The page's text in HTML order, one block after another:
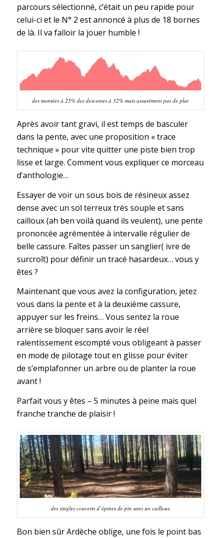
parcours sélectionné, c’était un peu rapide pour
celui-ci et le N° 2 est annoncé à plus de 18 bornes
de là. Il va falloir la jouer humble !
des montées à 25% des descentes à 32% mais assurément pas de plat
Après avoir tant gravi, il est temps de basculer
dans la pente, avec une proposition « trace
technique » pour vite quitter une piste bien trop
lisse et large. Comment vous expliquer ce morceau
d’anthologie…
Essayer de voir un sous bois de résineux assez
dense avec un sol terreux très souple et sans
cailloux (ah ben voilà quand ils veulent), une pente
prononcée agrémentée à intervalle régulier de
belle cassure. Faîtes passer un sanglier( ivre de
surcroît) pour définir un tracé hasardeux… vous y
êtes ?
Maintenant que vous avez la configuration, jetez
vous dans la pente et à la deuxième cassure,
appuyer sur les freins… Vous sentez la roue
arrière se bloquer sans avoir le réel
ralentissement escompté vous obligeant à passer
en mode de pilotage tout en glisse pour éviter
de s’emplafonner un arbre ou de planter la roue
avant !
Parfait vous y êtes – 5 minutes à peine mais quel
franche tranche de plaisir !
des singles couverts d’épines de pin sans un cailloux
Bon bien sûr Ardèche oblige, une fois le point bas